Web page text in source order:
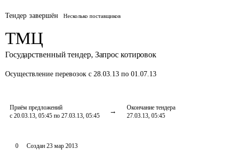
Тендер завершён Несколько поставщиков
ТМЦ
Государственный тендер, Запрос котировок
Осуществление перевозок с 28.03.13 по 01.07.13
Приём предложений
с 20.03.13, 05:45 по 27.03.13, 05:45
Окончание тендера
27.03.13, 05:45
0 Создан 23 мар 2013